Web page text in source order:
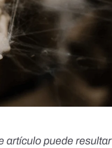
artículo puede resultar